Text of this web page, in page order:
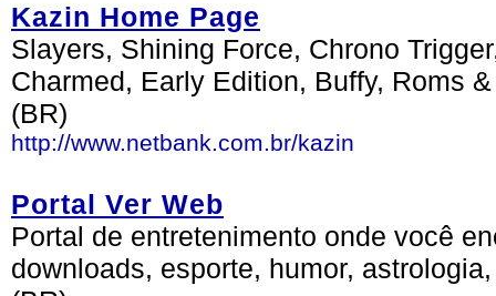
Kazin Home Page
Slayers, Shining Force, Chrono
Charmed, Early Edition, Buffy, Roms
(BR)
http://www.netbank.com.br/kazin
Portal Ver Web
Portal de entretenimento onde você
downloads, esporte, humor,